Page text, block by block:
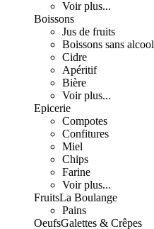
Voir plus...
Boissons
Jus de fruits
Boissons sans alcool
Cidre
Apéritif
Bière
Voir plus...
Epicerie
Compotes
Confitures
Miel
Chips
Farine
Voir plus...
FruitsLa Boulange
Pains
OeufsGalettes & Crêpes